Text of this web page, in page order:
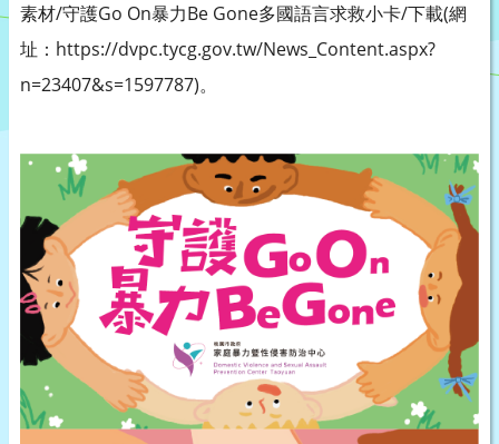
素材/守護Go On暴力Be Gone多國語言求救小卡/下載(網
址：https://dvpc.tycg.gov.tw/News_Content.aspx?
n=23407&s=1597787)。